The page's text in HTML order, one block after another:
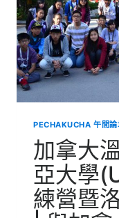
比
亞
大
學
(UBC)
菁
訓
練
營
暨
洛
磯
山
PECHAKUCHA 午間論
加拿大
亞大學
練營暨